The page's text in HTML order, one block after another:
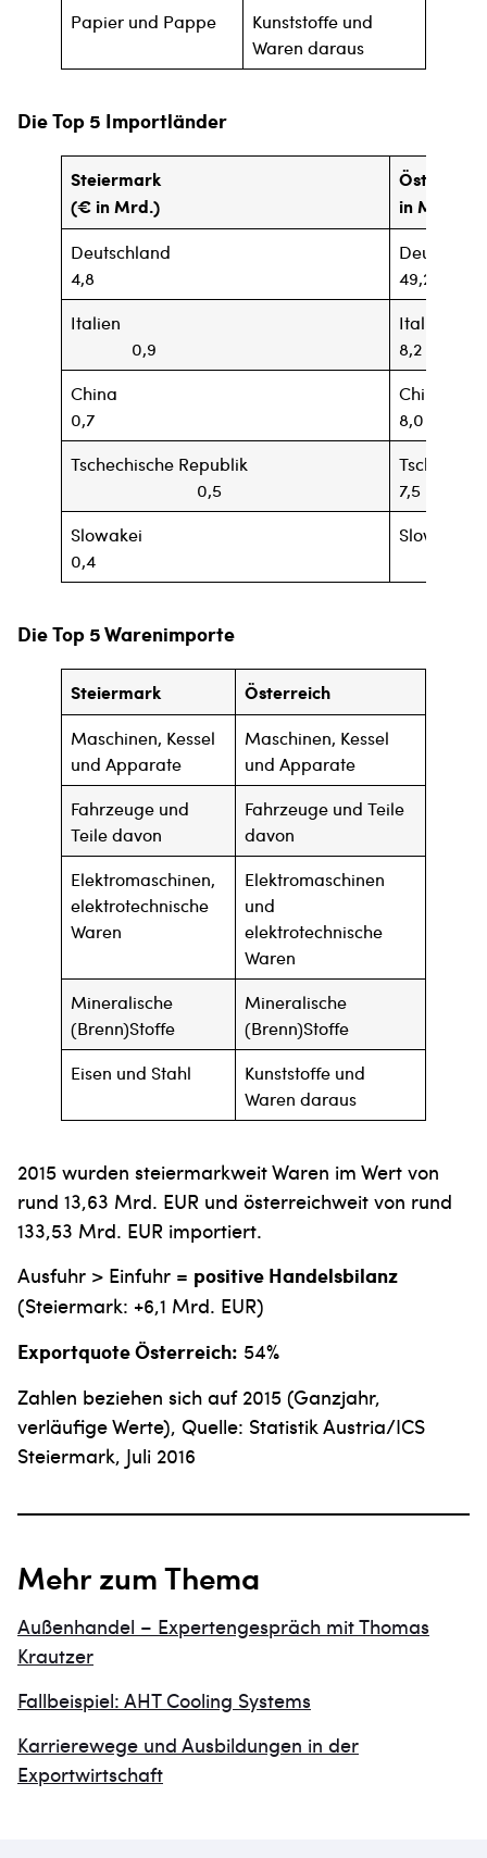
Papier und Pappe
Kunststoffe und
Waren daraus
Die Top 5 Importländer
Steiermark
(€ in Mrd.)
in Mrd.)
Deutschland
4,8
49,2
Italien
0,9
8,2
China
0,7
8,0
Tschechische Republik
0,5
7,5
Slowakei
0,4
Slowakei
Die Top 5 Warenimporte
Steiermark Österreich
Maschinen, Kessel
und Apparate
Maschinen, Kessel
und Apparate
Fahrzeuge und
Teile davon
Fahrzeuge und Teile
davon
Elektromaschinen,
elektrotechnische
Waren
Elektromaschinen
und
elektrotechnische
Waren
Mineralische
(Brenn)Stoffe
Mineralische
(Brenn)Stoffe
Eisen und Stahl
Kunststoffe und
Waren daraus
2015 wurden steiermarkweit Waren im Wert von
rund 13,63 Mrd. EUR und österreichweit von rund
133,53 Mrd. EUR importiert.
Ausfuhr > Einfuhr = positive Handelsbilanz
(Steiermark: +6,1 Mrd. EUR)
Exportquote Österreich: 54%
Zahlen beziehen sich auf 2015 (Ganzjahr,
verläufige Werte), Quelle: Statistik Austria/ICS
Steiermark, Juli 2016
Mehr zum Thema
Außenhandel – Expertengespräch mit Thomas
Krautzer
Fallbeispiel: AHT Cooling Systems
Karrierewege und Ausbildungen in der
Exportwirtschaft